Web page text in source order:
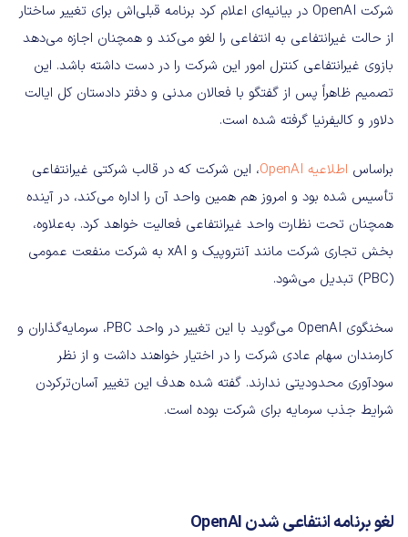
شرکت OpenAI در بیانیه‌ای اعلام کرد برنامه قبلی‌اش برای تغییر ساختار
از حالت غیرانتفاعی به انتفاعی را لغو می‌کند و همچنان اجازه می‌دهد
بازوی غیرانتفاعی کنترل امور این شرکت را در دست داشته باشد. این
تصمیم ظاهراً پس از گفتگو با فعالان مدنی و دفتر دادستان کل ایالت
دلاور و کالیفرنیا گرفته شده است.
براساس اطلاعیه OpenAI
، این شرکت که در قالب شرکتی غیرانتفاعی
تأسیس شده بود و امروز هم همین واحد آن را اداره می‌کند، در آینده
همچنان تحت نظارت واحد غیرانتفاعی فعالیت خواهد کرد. به‌علاوه،
بخش تجاری شرکت مانند آنتروپیک و xAI به شرکت منفعت عمومی
(PBC) تبدیل می‌شود.
سخنگوی OpenAI می‌گوید با این تغییر در واحد PBC، سرمایه‌گذاران و
کارمندان سهام عادی شرکت را در اختیار خواهند داشت و از نظر
سودآوری محدودیتی ندارند. گفته شده هدف این تغییر آسان‌ترکردن
شرایط جذب سرمایه برای شرکت بوده است.
لغو برنامه انتفاعی‌ شدن OpenAI